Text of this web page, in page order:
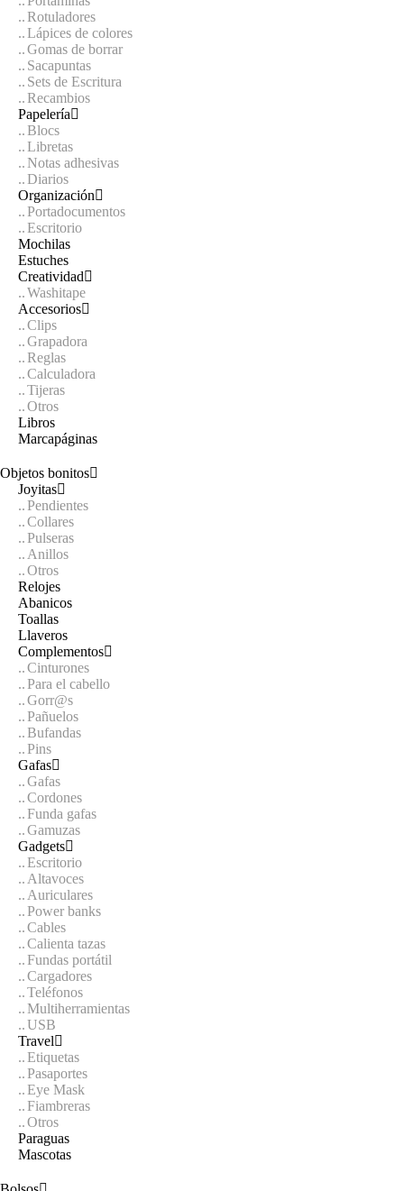
Rotuladores
Lápices de colores
Gomas de borrar
Sacapuntas
Sets de Escritura
Recambios
Papelería
Blocs
Libretas
Notas adhesivas
Diarios
Organización
Portadocumentos
Escritorio
Mochilas
Estuches
Creatividad
Washitape
Accesorios
Clips
Grapadora
Reglas
Calculadora
Tijeras
Otros
Libros
Marcapáginas
Objetos bonitos
Joyitas
Pendientes
Collares
Pulseras
Anillos
Otros
Relojes
Abanicos
Toallas
Llaveros
Complementos
Cinturones
Para el cabello
Gorr@s
Pañuelos
Bufandas
Pins
Gafas
Gafas
Cordones
Funda gafas
Gamuzas
Gadgets
Escritorio
Altavoces
Auriculares
Power banks
Cables
Calienta tazas
Fundas portátil
Cargadores
Teléfonos
Multiherramientas
USB
Travel
Etiquetas
Pasaportes
Eye Mask
Fiambreras
Otros
Paraguas
Mascotas